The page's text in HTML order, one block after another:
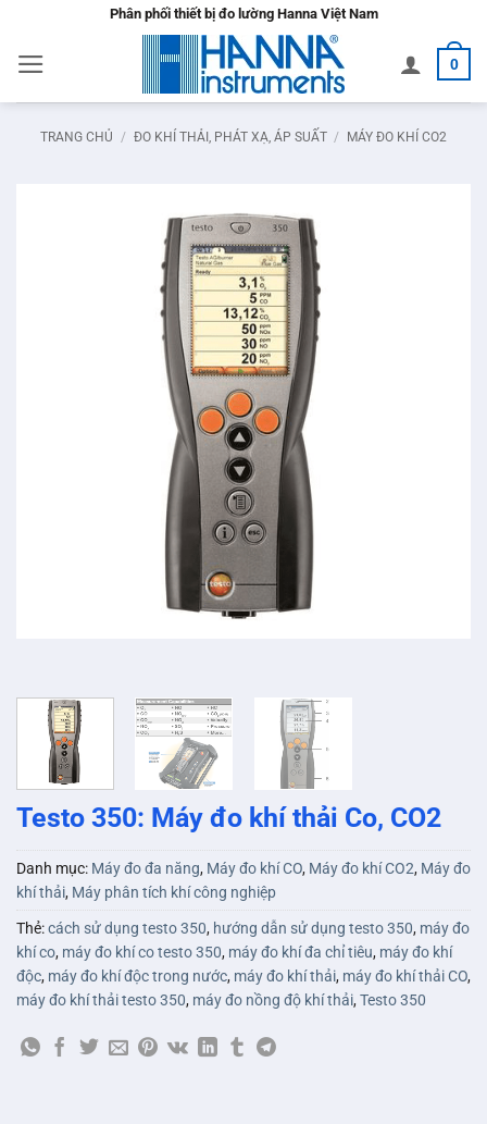
nội
dung
Phân phối thiết bị đo lường Hanna Việt Nam
0
TRANG CHỦ / ĐO KHÍ THẢI, PHÁT XẠ, ÁP SUẤT / MÁY ĐO KHÍ CO2
Testo 350: Máy đo khí thải Co, CO2
Danh mục: Máy đo đa năng, Máy đo khí CO, Máy đo khí CO2, Máy đo
khí thải, Máy phân tích khí công nghiệp
Thẻ:cách sử dụng testo 350, hướng dẫn sử dụng testo 350, máy đo
khí co, máy đo khí co testo 350, máy đo khí đa chỉ tiêu, máy đo khí
độc, máy đo khí độc trong nước, máy đo khí thải, máy đo khí thải CO,
máy đo khí thải testo 350, máy đo nồng độ khí thải,Testo 350